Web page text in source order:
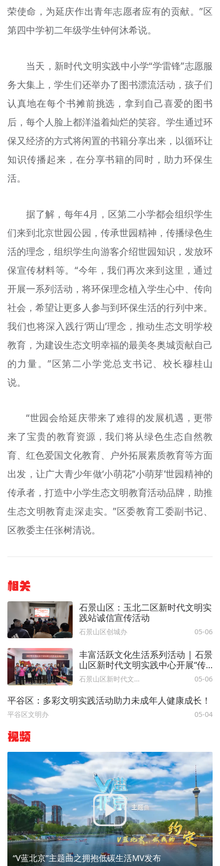
荣使命，为延庆作出青年志愿者应有的贡献。”区
第四中学初二年级学生钟何沐希说。
当天，新时代文明实践中小学“学雷锋”志愿服
务大集上，学生们还举办了图书漂流活动，孩子们
认真地在每个书摊前挑选，拿到自己喜爱的图书
后，每个人脸上都洋溢着灿烂的笑容。学生通过环
保又经济的方式将闲置的书籍分享出来，以循环让
知识传播起来，在分享书籍的同时，助力环保生
活。
据了解，每年4月，区第二小学都会组织学生
们来到北京世园公园，传承世园精神，传播绿色生
活的理念，组织学生向游客介绍世园知识，发放环
保宣传材料等。“今年，我们再次来到这里，通过
开展一系列活动，将环保理念植入学生心中、传向
社会，希望让更多人参与到环保生活的行列中来。
我们也将深入践行‘两山’理念，推动生态文明学校
教育，为建设生态文明幸福的最美冬奥城贡献自己
的力量。”区第二小学党总支书记、校长穆桂山
说。
“世园会给延庆带来了难得的发展机遇，更带
来了宝贵的教育资源，我们将从绿色生态自然教
育、红色爱国文化教育、户外拓展素质教育等方面
出发，让广大青少年做‘小萌花’‘小萌芽’世园精神的
传承者，打造中小学生态文明教育活动品牌，助推
生态文明教育走深走实。”区委教育工委副书记、
区教委主任张树清说。
相关
石景山区：玉北二区新时代文明实
践站诚信宣传活动
石景山区创城办 05-06
丰富活跃文化生活系列活动 | 石景
山区新时代文明实践中心开展“传
承中华文化·弘扬剪纸艺术”主题宣
讲活
石景山区新时代文明实践中心 05-06
平谷区：多彩文明实践活动助力未成年人健康成长！
平谷区文明办 05-04
视频
“V蓝北京”主题曲之拥抱低碳生活MV发布